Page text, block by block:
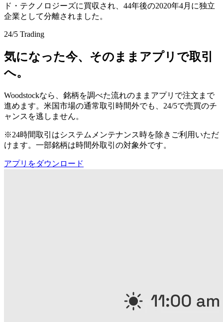
ド・テクノロジーズに買収され、44年後の2020年4月に独立
企業として分離されました。
24/5 Trading
気になった今、そのままアプリで取引
へ。
Woodstockなら、銘柄を調べた流れのままアプリで注文まで
進めます。米国市場の通常取引時間外でも、24/5で売買のチ
ャンスを逃しません。
※24時間取引はシステムメンテナンス時を除きご利用いただ
けます。一部銘柄は時間外取引の対象外です。
アプリをダウンロード